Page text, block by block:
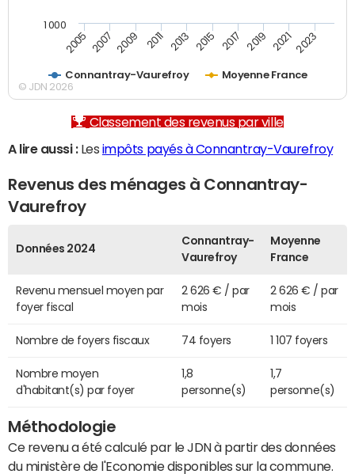
Connantray-Vaurefroy Moyenne France
2005 2007 2009 2011 2013 2015 2017 2019 2021 2023
1 000
© JDN 2026
Classement des revenus par ville
A lire aussi :Les impôts payés à Connantray-Vaurefroy
Revenus des ménages à Connantray-
Vaurefroy
Données 2024
Connantray-
Vaurefroy
Moyenne
France
Revenu mensuel moyen par
foyer fiscal
2 626 € / par
mois
2 626 € / par
mois
Nombre de foyers fiscaux 74 foyers 1 107 foyers
Nombre moyen
d'habitant(s) par foyer
1,8
personne(s)
1,7
personne(s)
Méthodologie
Ce revenu a été calculé par le JDN à partir des données
du ministère de l'Economie disponibles sur la commune.